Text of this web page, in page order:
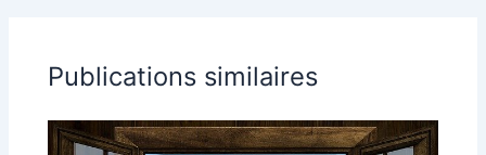
Publications similaires